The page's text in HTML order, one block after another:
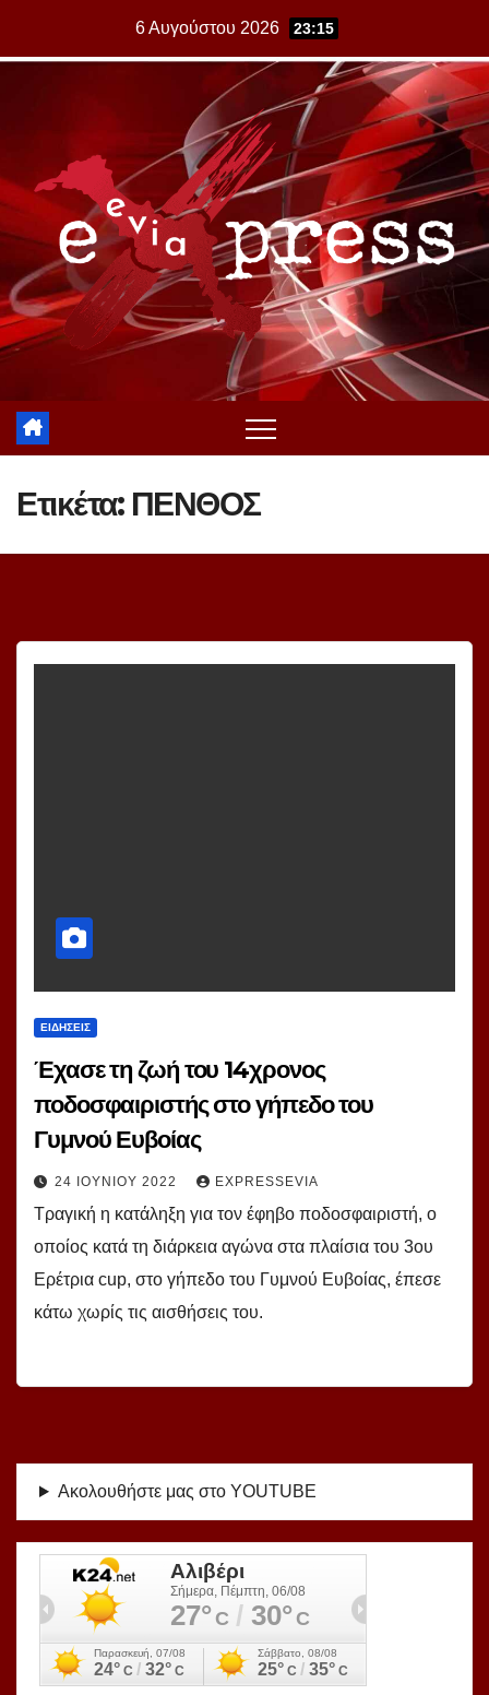
6 Αυγούστου 2026 23:15
Ετικέτα: ΠΕΝΘΟΣ
ΕΙΔΗΣΕΙΣ
Έχασε τη ζωή του 14χρονος
ποδοσφαιριστής στο γήπεδο του
Γυμνού Ευβοίας
24 ΙΟΥΝΊΟΥ 2022 EXPRESSEVIA
Τραγική η κατάληξη για τον έφηβο ποδοσφαιριστή, ο
οποίος κατά τη διάρκεια αγώνα στα πλαίσια του 3ου
Ερέτρια cup, στο γήπεδο του Γυμνού Ευβοίας, έπεσε
κάτω χωρίς τις αισθήσεις του.
Ακολουθήστε μας στο YOUTUBE